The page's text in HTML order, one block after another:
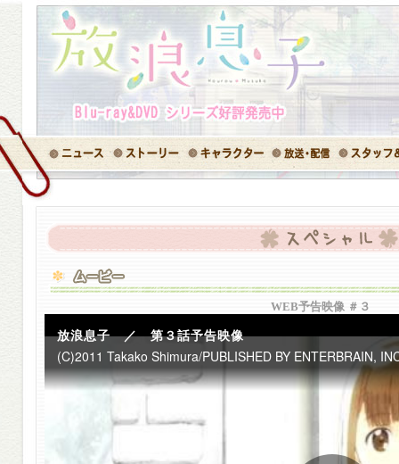
WEB予告映像 ＃３
放浪息子 ／ 第３話予告映像